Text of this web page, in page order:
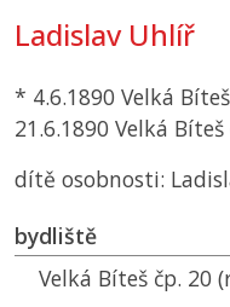
Ladislav Uhlíř
* 4.6.1890 Velká
21.6.1890 Velká
dítě osobnosti:
bydliště
Velká Bíteš čp.